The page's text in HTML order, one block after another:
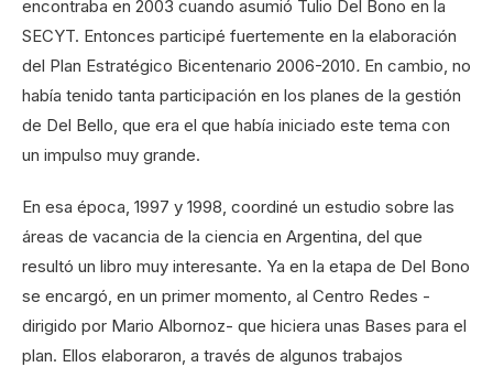
encontraba en 2003 cuando asumió Tulio Del Bono en la
SECYT. Entonces participé fuertemente en la elaboración
del Plan Estratégico Bicentenario 2006-2010. En cambio, no
había tenido tanta participación en los planes de la gestión
de Del Bello, que era el que había iniciado este tema con
un impulso muy grande.
En esa época, 1997 y 1998, coordiné un estudio sobre las
áreas de vacancia de la ciencia en Argentina, del que
resultó un libro muy interesante. Ya en la etapa de Del Bono
se encargó, en un primer momento, al Centro Redes -
dirigido por Mario Albornoz- que hiciera unas Bases para el
plan. Ellos elaboraron, a través de algunos trabajos